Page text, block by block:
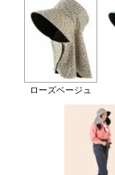
ローズベージュ